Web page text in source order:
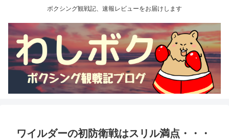
ボクシング観戦記、速報レビューをお届けします
ワイルダーの初防衛戦はスリル満点・・・